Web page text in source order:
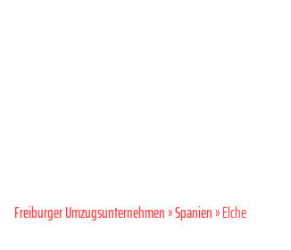
Freiburger Umzugsunternehmen»Spanien» Elche